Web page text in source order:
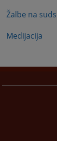
Žalbe na
Medijacija